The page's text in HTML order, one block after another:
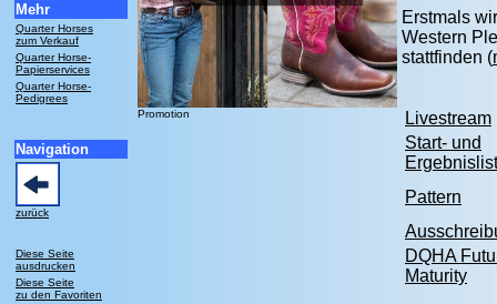
Mehr
Quarter Horses
zum Verkauf
Quarter Horse-
Papierservices
Quarter Horse-
Pedigrees
Navigation
zurück
Diese Seite
ausdrucken
Diese Seite
zu den Favoriten
Promotion
Erstmals
Western
stattfinden (
Livestream
Start- und
Pattern
DQHA
Maturity